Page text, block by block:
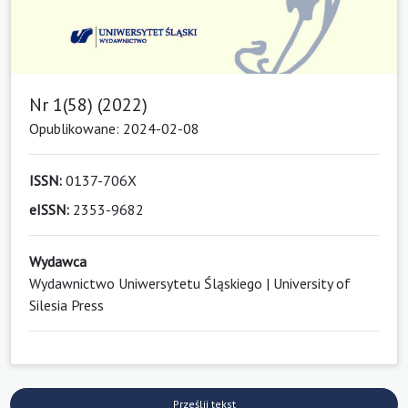
Nr 1(58) (2022)
Opublikowane: 2024-02-08
ISSN: 0137-706X
eISSN: 2353-9682
Wydawca
Wydawnictwo Uniwersytetu Śląskiego | University of
Silesia Press
Prześlij tekst